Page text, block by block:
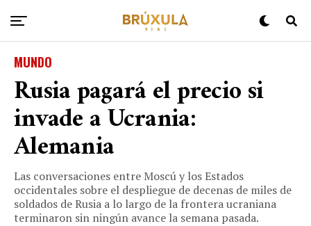
MUNDO
Rusia pagará el precio si
invade a Ucrania:
Alemania
Las conversaciones entre Moscú y los Estados
occidentales sobre el despliegue de decenas de miles de
soldados de Rusia a lo largo de la frontera ucraniana
terminaron sin ningún avance la semana pasada.